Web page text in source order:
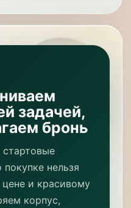
задачей,
бронь
стартовые
нельзя
и красивому
корпус,